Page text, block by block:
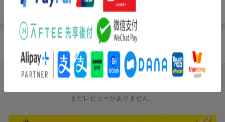
したものです。
商品レビュー
ブックスのレビュー
まだレビューがありません。